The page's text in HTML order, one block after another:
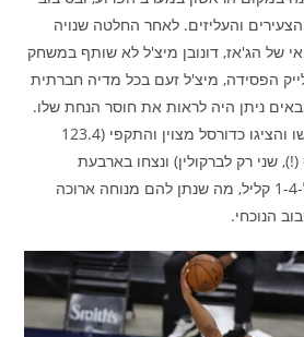
והעליזים. לאחר החלטה שנויה
של הג'אז, דונובן מיצ'ל לא שותף במשחק
הפסידה, מיצ'ל זעם בכל מדיה חברתית
ניתן היה לראות את חוסר הנחת שלו.
למרות זאת, יוטה התאוששו והציגו כדורסל מצוין והתקפי (123.4
(!), שני רק לברקולין) ונצחו בארבעת
המשחקים הבאים בדרך ל-1-4 קליל, מה שנתן להם מנוחה ארוכה
הנוכחי.